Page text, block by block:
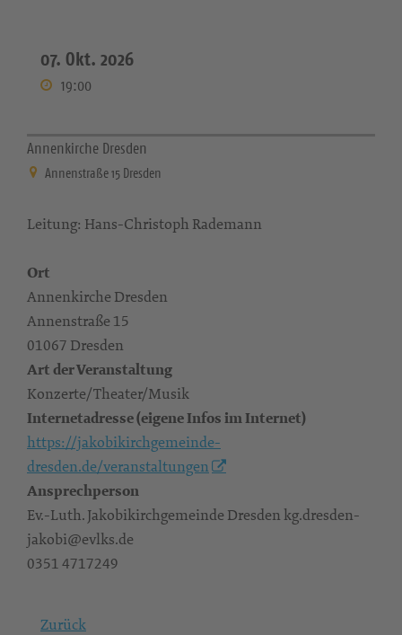
07. Okt. 2026
19:00
Annenkirche Dresden
Annenstraße 15 Dresden
Leitung: Hans-Christoph Rademann
Ort
Annenkirche Dresden
Annenstraße 15
01067 Dresden
Art der Veranstaltung
Konzerte/Theater/Musik
Internetadresse (eigene Infos im Internet)
https://jakobikirchgemeinde-
dresden.de/veranstaltungen
Ansprechperson
Ev.-Luth. Jakobikirchgemeinde Dresden kg.dresden-
jakobi@evlks.de
0351 4717249
Zurück